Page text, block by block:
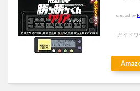
created by
ガイドワ